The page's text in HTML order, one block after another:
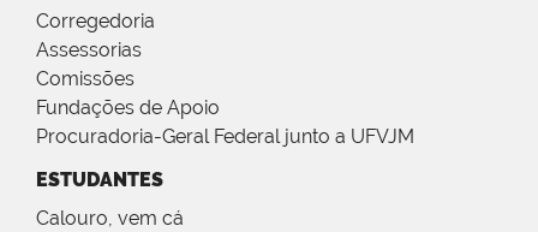
Corregedoria
Assessorias
Comissões
Fundações de Apoio
Procuradoria-Geral Federal junto a UFVJM
ESTUDANTES
Calouro, vem cá